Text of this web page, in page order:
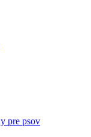
pre psov